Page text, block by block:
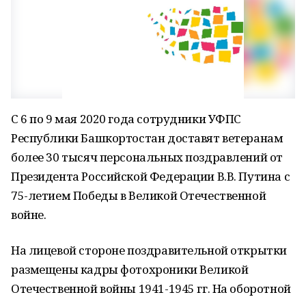
С 6 по 9 мая 2020 года сотрудники УФПС
Республики Башкортостан доставят ветеранам
более 30 тысяч персональных поздравлений от
Президента Российской Федерации В.В. Путина с
75-летием Победы в Великой Отечественной
войне.
На лицевой стороне поздравительной открытки
размещены кадры фотохроники Великой
Отечественной войны 1941-1945 гг. На оборотной